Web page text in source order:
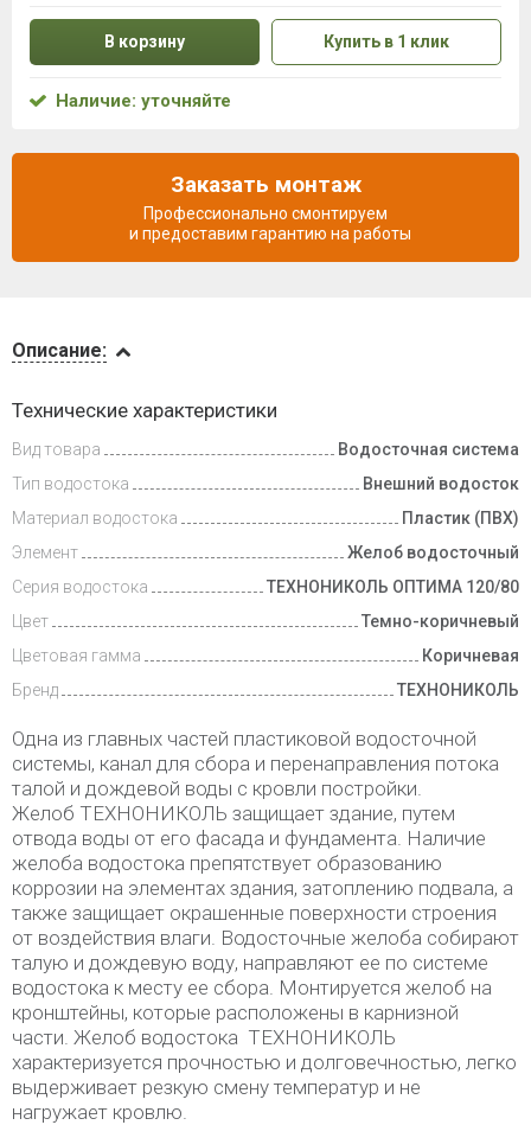
и оплата
Описание:
Технические характеристики
Вид товара
Водосточная система
Тип водостока
Внешний водосток
Материал водостока
Пластик (ПВХ)
Элемент
Желоб водосточный
Серия водостока
ТЕХНОНИКОЛЬ ОПТИМА 120/80
Цвет
Темно-коричневый
Цветовая гамма
Коричневая
Бренд
ТЕХНОНИКОЛЬ
Одна из главных частей пластиковой водосточной
системы, канал для сбора и перенаправления потока
талой и дождевой воды с кровли постройки.
Желоб ТЕХНОНИКОЛЬ защищает здание, путем
отвода воды от его фасада и фундамента. Наличие
желоба водостока препятствует образованию
коррозии на элементах здания, затоплению подвала, а
также защищает окрашенные поверхности строения
от воздействия влаги. Водосточные желоба собирают
талую и дождевую воду, направляют ее по системе
водостока к месту ее сбора. Монтируется желоб на
кронштейны, которые расположены в карнизной
части. Желоб водостока ТЕХНОНИКОЛЬ
характеризуется прочностью и долговечностью, легко
выдерживает резкую смену температур и не
нагружает кровлю.
В корзину Купить в 1 клик
Наличие: уточняйте
Заказать монтаж
Профессионально смонтируем
и предоставим гарантию на работы